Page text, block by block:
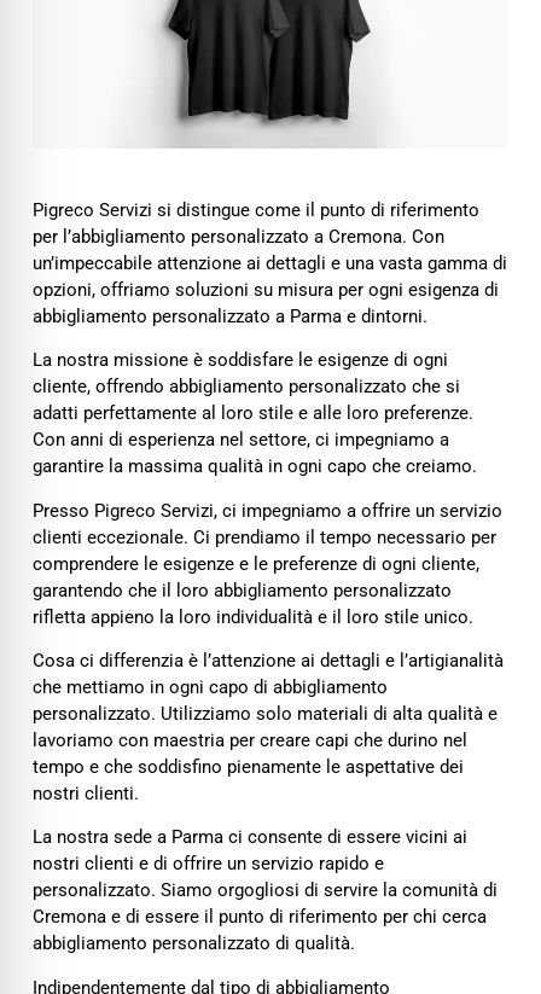
Pigreco Servizi si distingue come il punto di riferimento
per l’abbigliamento personalizzato a Cremona. Con
un’impeccabile attenzione ai dettagli e una vasta gamma di
opzioni, offriamo soluzioni su misura per ogni esigenza di
abbigliamento personalizzato a Parma e dintorni.
La nostra missione è soddisfare le esigenze di ogni
cliente, offrendo abbigliamento personalizzato che si
adatti perfettamente al loro stile e alle loro preferenze.
Con anni di esperienza nel settore, ci impegniamo a
garantire la massima qualità in ogni capo che creiamo.
Presso Pigreco Servizi, ci impegniamo a offrire un servizio
clienti eccezionale. Ci prendiamo il tempo necessario per
comprendere le esigenze e le preferenze di ogni cliente,
garantendo che il loro abbigliamento personalizzato
rifletta appieno la loro individualità e il loro stile unico.
Cosa ci differenzia è l’attenzione ai dettagli e l’artigianalità
che mettiamo in ogni capo di abbigliamento
personalizzato. Utilizziamo solo materiali di alta qualità e
lavoriamo con maestria per creare capi che durino nel
tempo e che soddisfino pienamente le aspettative dei
nostri clienti.
La nostra sede a Parma ci consente di essere vicini ai
nostri clienti e di offrire un servizio rapido e
personalizzato. Siamo orgogliosi di servire la comunità di
Cremona e di essere il punto di riferimento per chi cerca
abbigliamento personalizzato di qualità.
Indipendentemente dal tipo di abbigliamento